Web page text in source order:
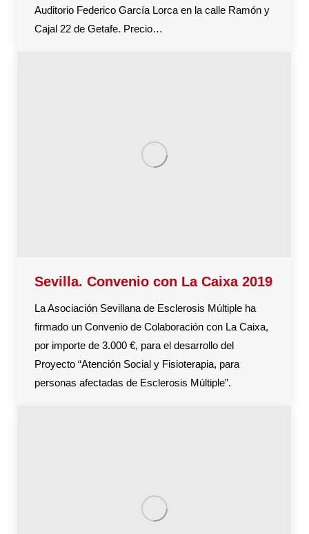
Auditorio Federico García Lorca en la calle Ramón y
Cajal 22 de Getafe. Precio…
Sevilla. Convenio con La Caixa 2019
La Asociación Sevillana de Esclerosis Múltiple ha
firmado un Convenio de Colaboración con La Caixa,
por importe de 3.000 €, para el desarrollo del
Proyecto “Atención Social y Fisioterapia, para
personas afectadas de Esclerosis Múltiple”.